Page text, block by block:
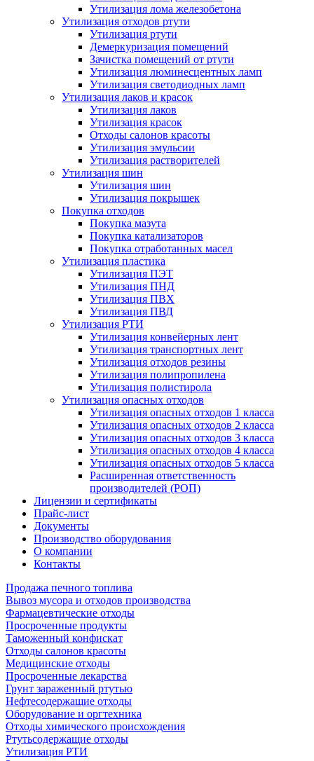
Утилизация лома железобетона
Утилизация отходов ртути
Утилизация ртути
Демеркуризация помещений
Зачистка помещений от ртути
Утилизация люминесцентных ламп
Утилизация светодиодных ламп
Утилизация лаков и красок
Утилизация лаков
Утилизация красок
Отходы салонов красоты
Утилизация эмульсии
Утилизация растворителей
Утилизация шин
Утилизация шин
Утилизация покрышек
Покупка отходов
Покупка мазута
Покупка катализаторов
Покупка отработанных масел
Утилизация пластика
Утилизация ПЭТ
Утилизация ПНД
Утилизация ПВХ
Утилизация ПВД
Утилизация РТИ
Утилизация конвейерных лент
Утилизация транспортных лент
Утилизация отходов резины
Утилизация полипропилена
Утилизация полистирола
Утилизация опасных отходов
Утилизация опасных отходов 1 класса
Утилизация опасных отходов 2 класса
Утилизация опасных отходов 3 класса
Утилизация опасных отходов 4 класса
Утилизация опасных отходов 5 класса
Расширенная ответственность
производителей (РОП)
Лицензии и сертификаты
Прайс-лист
Документы
Производство оборудования
О компании
Контакты
Продажа печного топлива
Вывоз мусора и отходов производства
Фармацевтические отходы
Просроченные продукты
Таможенный конфискат
Отходы салонов красоты
Медицинские отходы
Просроченные лекарства
Грунт зараженный ртутью
Нефтесодержащие отходы
Оборудование и оргтехника
Отходы химического происхождения
Ртутьсодержащие отходы
Утилизация РТИ